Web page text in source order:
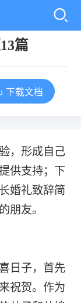
篇
下载文档
，形成自己
供支持；下
婚礼致辞简
朋友。
日子，首先
祝贺。作为